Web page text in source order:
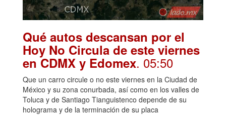
Qué autos descansan por el
Hoy No Circula de este viernes
en CDMX y Edomex. 05:50
Que un carro circule o no este viernes en la Ciudad de
México y su zona conurbada, así como en los valles de
Toluca y de Santiago Tianguistenco depende de su
holograma y de la terminación de su placa